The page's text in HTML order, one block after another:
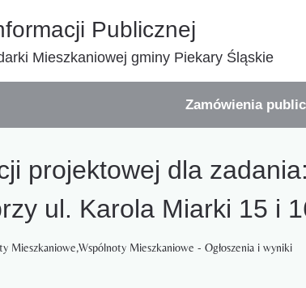
Publicznej
Mieszkaniowej gminy Piekary Śląskie
Zamówienia
projektowej dla
ul. Karola Miarki 15 i
Mieszkaniowe,Wspólnoty Mieszkaniowe - Ogłoszenia i wyniki